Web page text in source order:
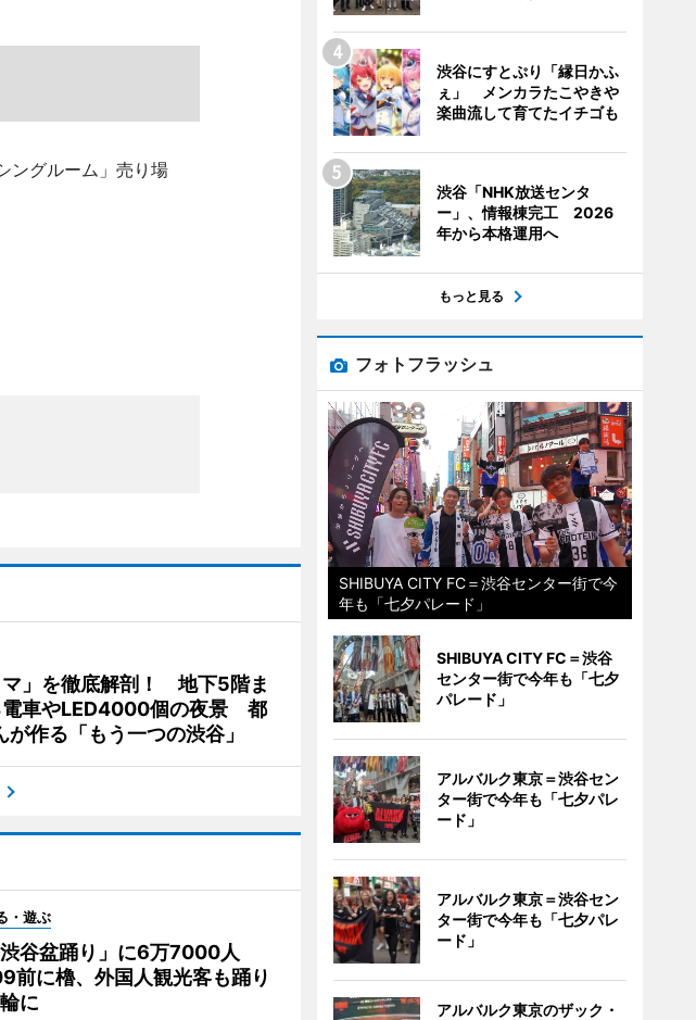
ングルーム」売り場
」を徹底解剖！ 地下5階ま
電車やLED4000個の夜景 都
作る「もう一つの渋谷」
・遊ぶ
渋谷盆踊り」に6万7000人
前に櫓、外国人観光客も踊り
に
渋谷にすとぷり「縁日かふ
ぇ」 メンカラたこやきや
楽曲流して育てたイチゴも
渋谷「NHK放送センタ
ー」、情報棟完工 2026
年から本格運用へ
もっと見る
フォトフラッシュ
SHIBUYA CITY FC＝渋谷センター街で今
年も「七夕パレード」
SHIBUYA CITY FC＝渋谷
センター街で今年も「七夕
パレード」
アルバルク東京＝渋谷セン
ター街で今年も「七夕パレ
ード」
アルバルク東京＝渋谷セン
ター街で今年も「七夕パレ
ード」
アルバルク東京のザック・